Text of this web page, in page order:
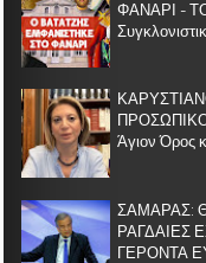
ΦΑΝΑΡΙ -
Άγιον Όρος
ΣΑΜΑΡΑΣ:
ΡΑΓΔΑΙΕΣ
ΓΕΡΟΝΤΑ